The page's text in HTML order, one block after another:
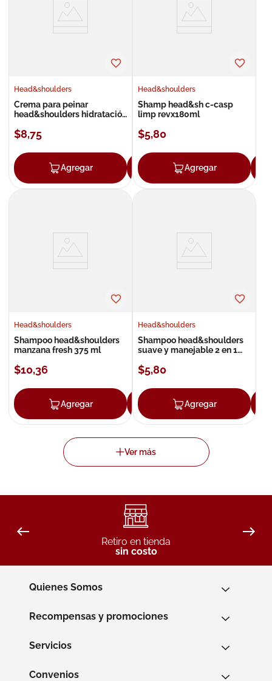
Head&shoulders
Crema para peinar
head&shoulders hidratación
$8,75
Agregar Agregar
Head&shoulders
Shamp head&sh c-casp
limp revx180ml
$5,80
Agregar
Head&shoulders
Shampoo head&shoulders
manzana fresh 375 ml
$10,36
Agregar Agregar
Head&shoulders
Shampoo head&shoulders
suave y manejable 2 en 1
$5,80
Agregar
Retiro en tienda
sin costo
Quienes Somos
Recompensas y promociones
Servicios
Convenios